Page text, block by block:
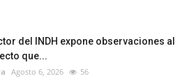
del INDH expone observaciones al
que...
Agosto 6, 2026 56